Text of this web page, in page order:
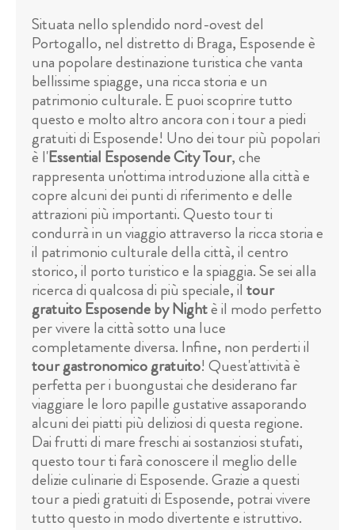
Situata nello splendido nord-ovest del
Portogallo, nel distretto di Braga, Esposende è
una popolare destinazione turistica che vanta
bellissime spiagge, una ricca storia e un
patrimonio culturale. E puoi scoprire tutto
questo e molto altro ancora con i tour a piedi
gratuiti di Esposende! Uno dei tour più popolari
è l'Essential Esposende City Tour, che
rappresenta un'ottima introduzione alla città e
copre alcuni dei punti di riferimento e delle
attrazioni più importanti. Questo tour ti
condurrà in un viaggio attraverso la ricca storia e
il patrimonio culturale della città, il centro
storico, il porto turistico e la spiaggia. Se sei alla
ricerca di qualcosa di più speciale, il tour
gratuito Esposende by Nightè il modo perfetto
per vivere la città sotto una luce
completamente diversa. Infine, non perderti il
tour gastronomico gratuito! Quest'attività è
perfetta per i buongustai che desiderano far
viaggiare le loro papille gustative assaporando
alcuni dei piatti più deliziosi di questa regione.
Dai frutti di mare freschi ai sostanziosi stufati,
questo tour ti farà conoscere il meglio delle
delizie culinarie di Esposende. Grazie a questi
tour a piedi gratuiti di Esposende, potrai vivere
tutto questo in modo divertente e istruttivo.